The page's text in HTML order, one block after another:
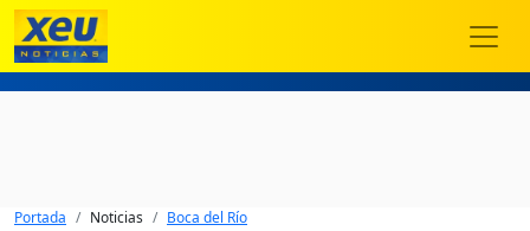
Portada Noticias Boca del Río